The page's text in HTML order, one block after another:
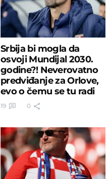
Srbija bi mogla da
osvoji Mundijal 2030.
godine?! Neverovatno
predviđanje za Orlove,
evo o čemu se tu radi
19 0